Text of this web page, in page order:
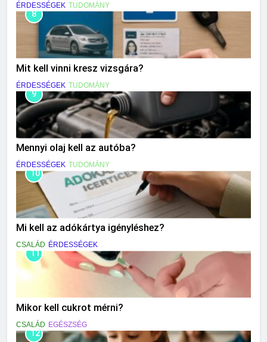
ÉRDESSÉGEK TUDOMÁNY
8
Mit kell vinni kresz vizsgára?
ÉRDESSÉGEK TUDOMÁNY
9
Mennyi olaj kell az autóba?
ÉRDESSÉGEK TUDOMÁNY
10
Mi kell az adókártya igényléshez?
CSALÁD ÉRDESSÉGEK
11
Mikor kell cukrot mérni?
CSALÁD EGÉSZSÉG
12